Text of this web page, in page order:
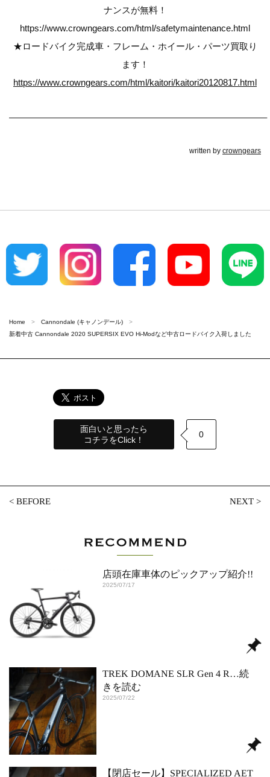
ナンスが無料！
https://www.crowngears.com/html/safetymaintenance.html
★ロードバイク完成車・フレーム・ホイール・パーツ買取り
ます！
https://www.crowngears.com/html/kaitori/kaitori20120817.html
————————————————————————————–
written by crowngears
Home
Cannondale (キャノンデール)
新着中古 Cannondale 2020 SUPERSIX EVO Hi-Modなど中古ロードバイク入荷しました
面白いと思ったら
コチラをClick！
0
<BEFORE NEXT>
店頭在庫車体のピックアップ紹介!!
2025/07/17
TREK DOMANE SLR Gen 4 R …続
きを読む
2025/07/22
【閉店セール】SPECIALIZED AET